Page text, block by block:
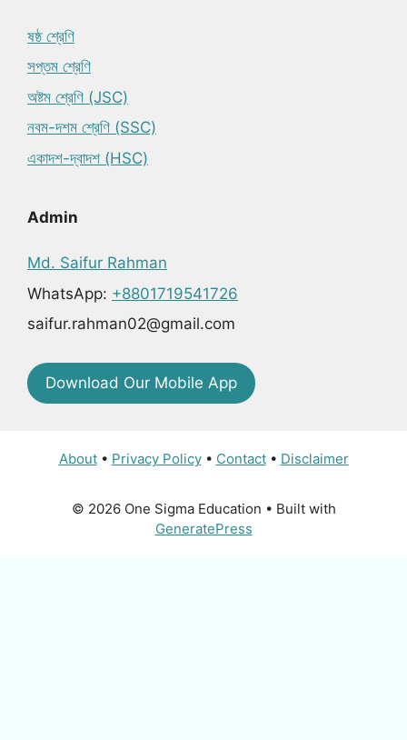
ষষ্ঠ শ্রেণি
সপ্তম শ্রেণি
অষ্টম শ্রেণি (JSC)
নবম-দশম শ্রেণি (SSC)
একাদশ-দ্বাদশ (HSC)
Admin
Md. Saifur Rahman
WhatsApp: +8801719541726
saifur.rahman02@gmail.com
Download Our Mobile App
About• Privacy Policy• Contact• Disclaimer
© 2026 One Sigma Education • Built with
GeneratePress